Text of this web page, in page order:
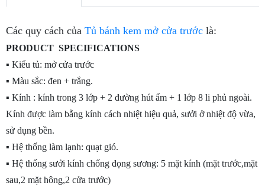
Các quy cách của Tủ bánh kem mở cửa trước là:
PRODUCT SPECIFICATIONS
▪ Kiểu tủ: mở cửa trước
▪ Màu sắc: đen + trắng.
▪ Kính : kính trong 3 lớp + 2 đường hút ẩm + 1 lớp 8 li phủ ngoài.
Kính được làm bằng kính cách nhiệt hiệu quả, sưởi ở nhiệt độ vừa,
sử dụng bền.
▪ Hệ thống làm lạnh: quạt gió.
▪ Hệ thống sưởi kính chống đọng sương: 5 mặt kính (mặt trước,mặt
sau,2 mặt hông,2 cửa trước)